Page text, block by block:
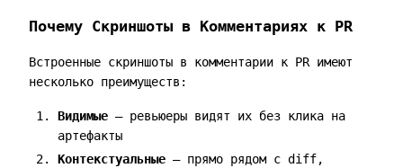
Почему Скриншоты в Комментариях к PR
Встроенные скриншоты в комментарии к PR имеют
несколько преимуществ:
Видимые — ревьюеры видят их без клика на
артефакты
Контекстуальные — прямо рядом с diff,